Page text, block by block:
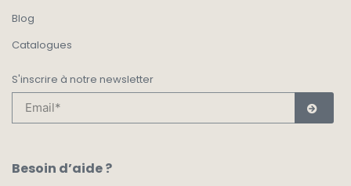
Blog
Catalogues
S'inscrire à notre newsletter
Besoin d’aide ?